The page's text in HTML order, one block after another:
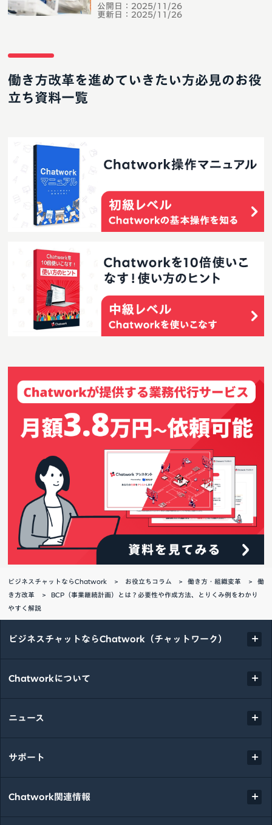
公開日： 2025/11/26
更新日： 2025/11/26
働き方改革を進めていきたい方必見のお役
立ち資料一覧
ビジネスチャットならChatwork お役立ちコラム 働き方・組織変革
働
き方改革
BCP（事業継続計画）とは？必要性や作成方法、とりくみ例をわかり
やすく解説
ビジネスチャットならChatwork（チャットワーク）
Chatworkについて
ニュース
サポート
Chatwork関連情報